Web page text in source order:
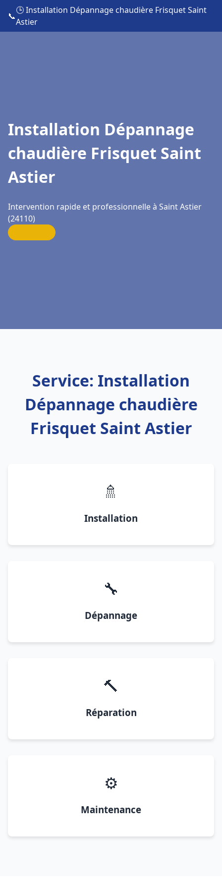
📞
🕒 Installation Dépannage chaudière Frisquet Saint
Astier
Installation Dépannage
chaudière Frisquet Saint
Astier
Intervention rapide et professionnelle à Saint Astier
(24110)
Service: Installation
Dépannage chaudière
Frisquet Saint Astier
🚿
Installation
🔧
Dépannage
🔨
Réparation
⚙️
Maintenance